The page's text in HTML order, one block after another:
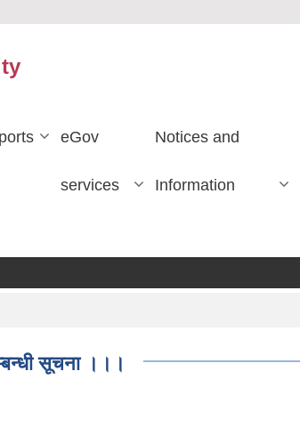
eGov
services
Notices and
Information
सूचना ।।।